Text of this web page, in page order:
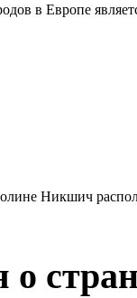
в Европе
Никшич
о